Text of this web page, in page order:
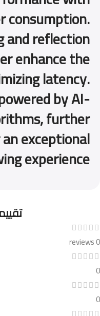
consumption.
and reflection
enhance the
latency.
by AI-
further
exceptional
experience.
0 reviews
0
0